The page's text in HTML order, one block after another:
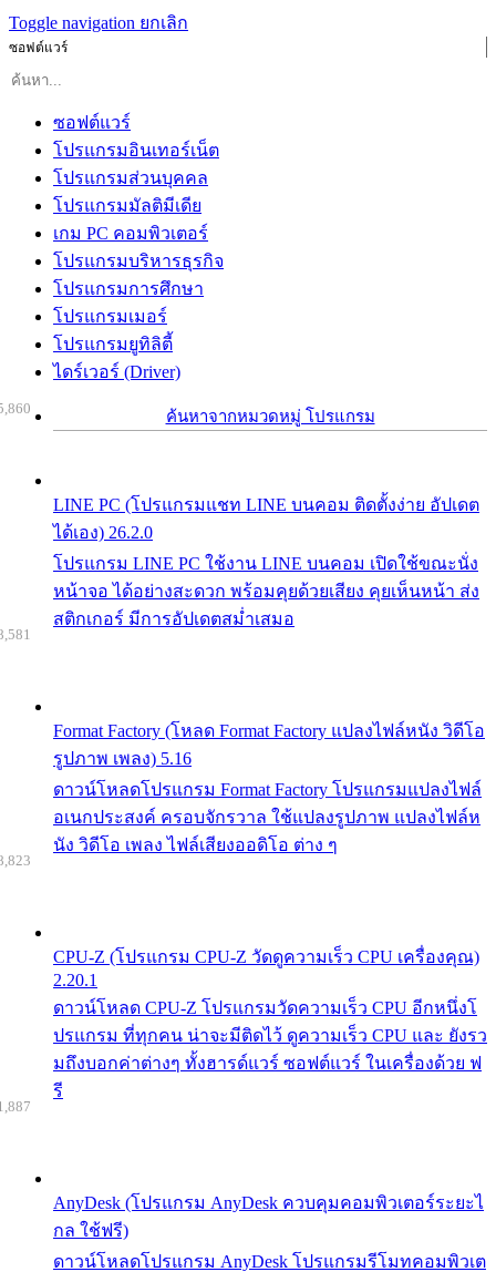
Toggle navigation ยกเลิก
ซอฟต์แวร์
ซอฟต์แวร์
โปรแกรมอินเทอร์เน็ต
โปรแกรมส่วนบุคคล
โปรแกรมมัลติมีเดีย
เกม PC คอมพิวเตอร์
โปรแกรมบริหารธุรกิจ
โปรแกรมการศึกษา
โปรแกรมเมอร์
โปรแกรมยูทิลิตี้
ไดร์เวอร์ (Driver)
ค้นหาจากหมวดหมู่ โปรแกรม
LINE PC (โปรแกรมแชท LINE บนคอม ติดตั้งง่าย อัปเดต
ได้เอง) 26.2.0
โปรแกรม LINE PC ใช้งาน LINE บนคอม เปิดใช้ขณะนั่ง
หน้าจอ ได้อย่างสะดวก พร้อมคุยด้วยเสียง คุยเห็นหน้า ส่ง
สติกเกอร์ มีการอัปเดตสม่ำเสมอ
Format Factory (โหลด Format Factory แปลงไฟล์หนัง วิดีโอ
รูปภาพ เพลง) 5.16
ดาวน์โหลดโปรแกรม Format Factory โปรแกรมแปลงไฟล์
อเนกประสงค์ ครอบจักรวาล ใช้แปลงรูปภาพ แปลงไฟล์ห
นัง วิดีโอ เพลง ไฟล์เสียงออดิโอ ต่าง ๆ
CPU-Z (โปรแกรม CPU-Z วัดดูความเร็ว CPU เครื่องคุณ)
2.20.1
ดาวน์โหลด CPU-Z โปรแกรมวัดความเร็ว CPU อีกหนึ่งโ
ปรแกรม ที่ทุกคน น่าจะมีติดไว้ ดูความเร็ว CPU และ ยังรว
มถึงบอกค่าต่างๆ ทั้งฮารด์แวร์ ซอฟต์แวร์ ในเครื่องด้วย ฟ
รี
AnyDesk (โปรแกรม AnyDesk ควบคุมคอมพิวเตอร์ระยะไ
กล ใช้ฟรี)
ดาวน์โหลดโปรแกรม AnyDesk โปรแกรมรีโมทคอมพิวเต